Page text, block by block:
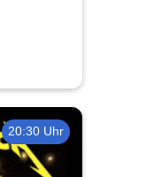
20:30 Uhr